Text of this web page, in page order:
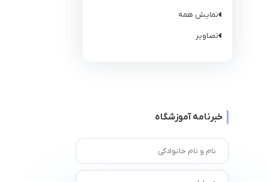
نمایش همه
تصاویر
خبرنامه آموزشگاه